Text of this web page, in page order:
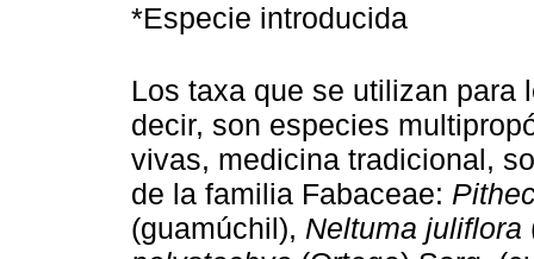
*Especie introducida
Los taxa que se utilizan para
decir, son especies
vivas, medicina tradicional,
de la familia Fabaceae:
(guamúchil), Neltuma juliflora